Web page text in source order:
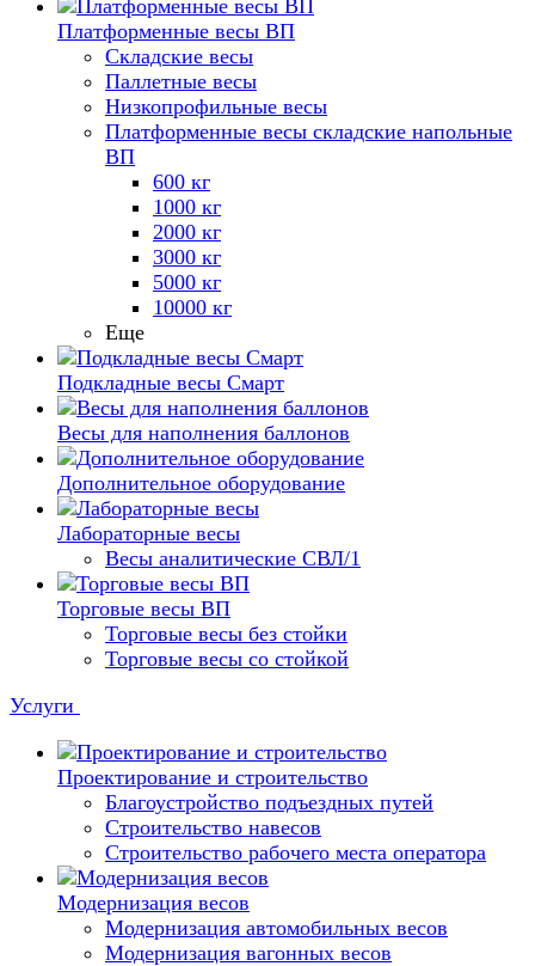
Платформенные весы ВП
Складские весы
Паллетные весы
Низкопрофильные весы
Платформенные весы складские напольные
ВП
600 кг
1000 кг
2000 кг
3000 кг
5000 кг
10000 кг
Еще
Подкладные весы Смарт
Весы для наполнения баллонов
Дополнительное оборудование
Лабораторные весы
Весы аналитические СВЛ/1
Торговые весы ВП
Торговые весы без стойки
Торговые весы со стойкой
Услуги
Проектирование и строительство
Благоустройство подъездных путей
Строительство навесов
Строительство рабочего места оператора
Модернизация весов
Модернизация автомобильных весов
Модернизация вагонных весов